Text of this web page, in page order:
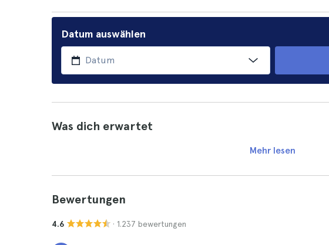
Datum auswählen
Was dich erwartet
Mehr lesen
Bewertungen
4.6 · 1.237 bewertungen